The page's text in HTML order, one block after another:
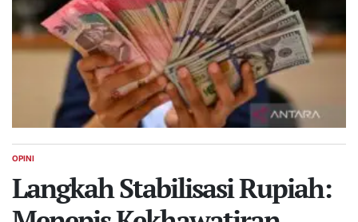
POSTED
OPINI
Langkah Stabilisasi Rupiah: